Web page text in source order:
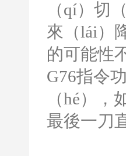
（qí）切
來（lái）
的可能性
G76指令
（hé）
最後一刀